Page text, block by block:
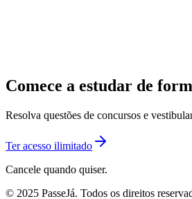
Comece a estudar de
Resolva questões de concursos e
Ter acesso ilimitado
Cancele quando quiser.
© 2025 PasseJá. Todos os direitos